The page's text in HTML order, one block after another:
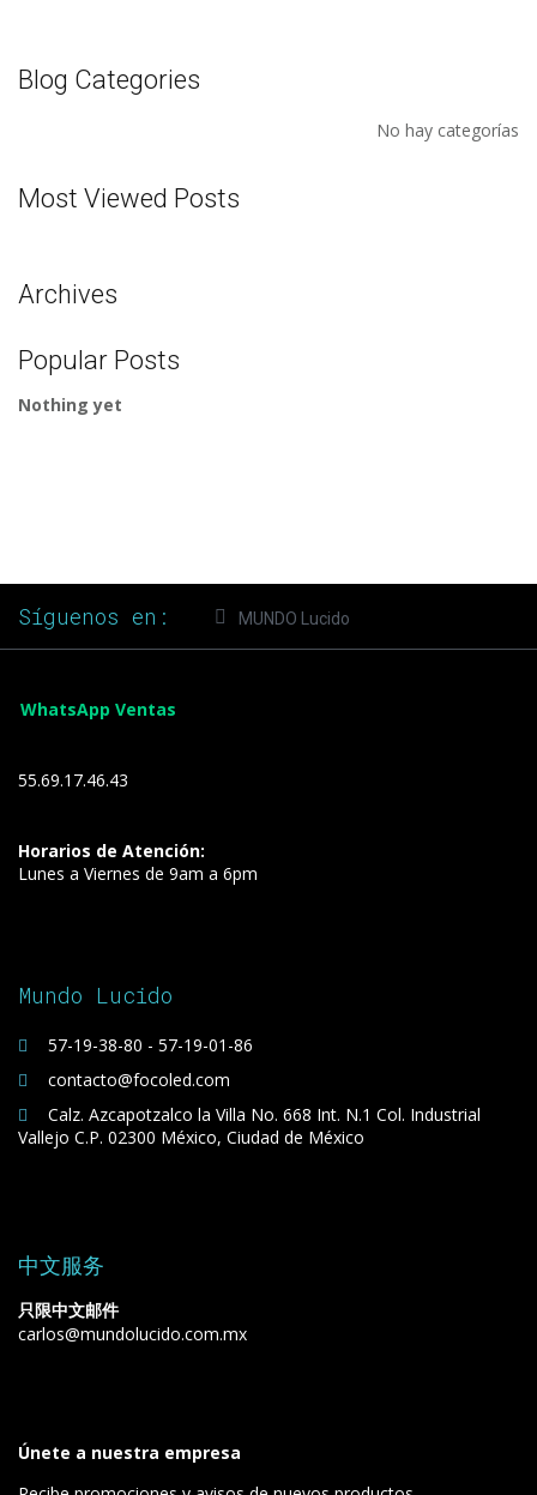
Blog Categories
No hay categorías
Most Viewed Posts
Archives
Popular Posts
Nothing yet
Síguenos en: MUNDO Lucido
WhatsApp Ventas
55.69.17.46.43
Horarios de Atención:
Lunes a Viernes de 9am a 6pm
Mundo Lucido
57-19-38-80 - 57-19-01-86
contacto@focoled.com
Calz. Azcapotzalco la Villa No. 668 Int. N.1 Col. Industrial
Vallejo C.P. 02300 México, Ciudad de México
中文服务
只限中文邮件
carlos@mundolucido.com.mx
Únete a nuestra empresa